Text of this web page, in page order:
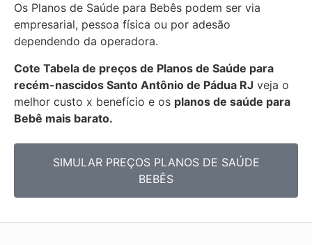
Os Planos de Saúde para Bebês podem ser via
empresarial, pessoa física ou por adesão
dependendo da operadora.
Cote Tabela de preços de Planos de Saúde para
recém-nascidos Santo Antônio de Pádua RJ veja o
melhor custo x benefício e os planos de saúde para
Bebê mais barato.
SIMULAR PREÇOS PLANOS DE SAÚDE
BEBÊS